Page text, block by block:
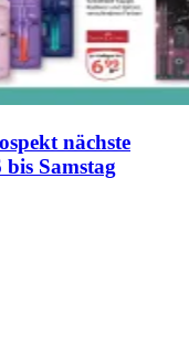
nächste
Samstag